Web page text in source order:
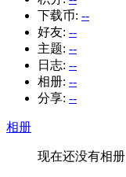
下载币: --
好友: --
主题: --
日志: --
相册: --
分享: --
相册
现在还没有相册